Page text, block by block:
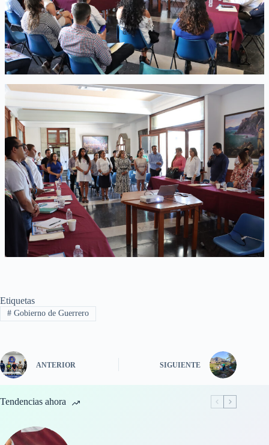
Etiquetas
#Gobierno de Guerrero
ANTERIOR SIGUIENTE
Tendencias ahora